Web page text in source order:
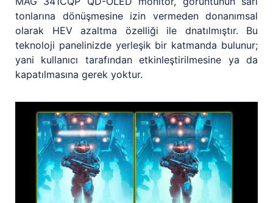
tonlarına dönüşmesine izin vermeden donanımsal
olarak HEV azaltma özelliği ile dnatılmıştır. Bu
teknoloji panelinizde yerleşik bir katmanda bulunur;
yani kullanıcı tarafından etkinleştirilmesine ya da
kapatılmasına gerek yoktur.